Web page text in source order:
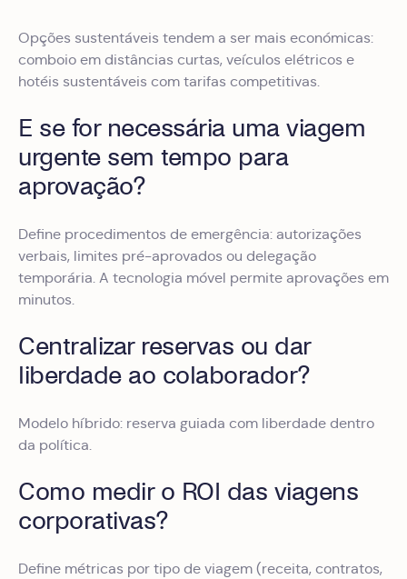
Opções sustentáveis tendem a ser mais económicas:
comboio em distâncias curtas, veículos elétricos e
hotéis sustentáveis com tarifas competitivas.
E se for necessária uma viagem
urgente sem tempo para
aprovação?
Define procedimentos de emergência: autorizações
verbais, limites pré-aprovados ou delegação
temporária. A tecnologia móvel permite aprovações em
minutos.
Centralizar reservas ou dar
liberdade ao colaborador?
Modelo híbrido: reserva guiada com liberdade dentro
da política.
Como medir o ROI das viagens
corporativas?
Define métricas por tipo de viagem (receita, contratos,